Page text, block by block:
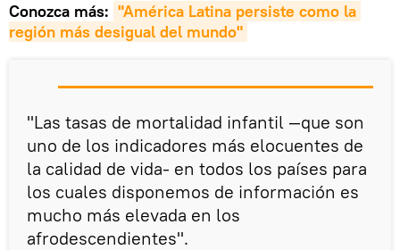
Conozca más: "América Latina persiste como la
región más desigual del mundo"
"Las tasas de mortalidad infantil —que son
uno de los indicadores más elocuentes de
la calidad de vida- en todos los países para
los cuales disponemos de información es
mucho más elevada en los
afrodescendientes".